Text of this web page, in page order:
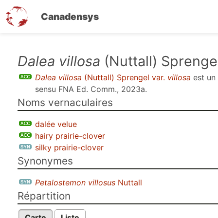
Canadensys
contenu
Dalea villosa (Nuttall)
Dalea villosa (Nuttall) Sprengel var. villosa est
sensu FNA Ed. Comm., 2023a.
Noms vernaculaires
dalée velue
hairy prairie-clover
silky prairie-clover
Synonymes
Petalostemon villosus Nuttall
Répartition